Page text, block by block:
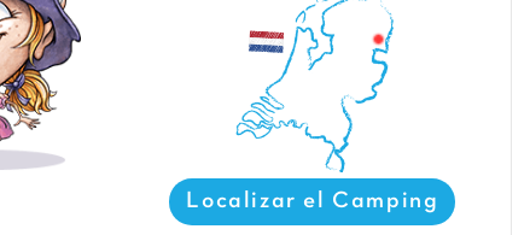
Localizar el Camping